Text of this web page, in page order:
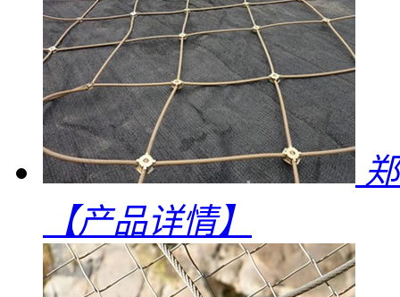
【产品详情】